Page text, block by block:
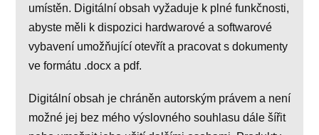
umístěn. Digitální obsah vyžaduje k plné funkčnosti,
abyste měli k dispozici hardwarové a softwarové
vybavení umožňující otevřít a pracovat s dokumenty
ve formátu .docx a pdf.
Digitální obsah je chráněn autorským právem a není
možné jej bez mého výslovného souhlasu dále šířit